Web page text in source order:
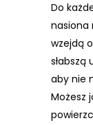
Do
nasiona
wzejdą
słabszą
aby nie
Możesz